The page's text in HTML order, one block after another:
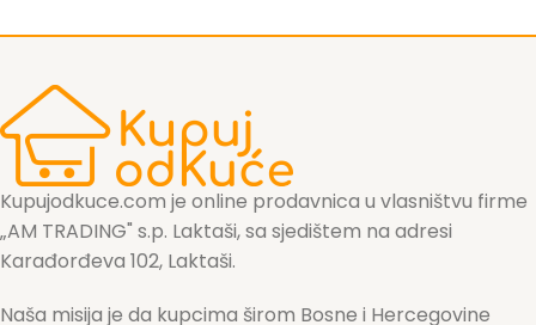
Kupujodkuce.com je online prodavnica u vlasništvu firme
„AM TRADING" s.p. Laktaši, sa sjedištem na adresi
Karađorđeva 102, Laktaši.
Naša misija je da kupcima širom Bosne i Hercegovine